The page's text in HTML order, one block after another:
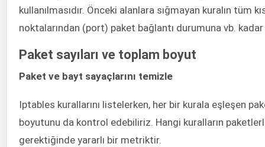
kullanılmasıdır. Önceki alanlara sığmayan kuralın tüm
noktalarından (port) paket bağlantı durumuna vb.
Paket sayıları ve toplam boyut
Paket ve bayt sayaçlarını temizle
Iptables kurallarını listelerken, her bir kurala eşleşen
boyutunu da kontrol edebiliriz. Hangi kuralların
gerektiğinde yararlı bir metriktir.